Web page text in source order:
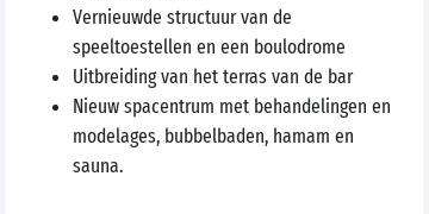
Vernieuwde structuur van de
speeltoestellen en een boulodrome
Uitbreiding van het terras van de bar
Nieuw spacentrum met behandelingen en
modelages, bubbelbaden, hamam en
sauna.